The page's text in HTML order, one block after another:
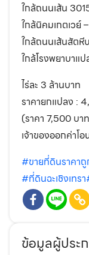
ใกล้ถนนเส้น
ใกล้นิคมเกตเวย์
ใกล้ถนนเส้นสัต
ใกล้โรงพยาบาแ
ไร่ละ 3 ล้านบาท
ราคายกแปลง :
(ราคา 7,500 บา
เจ้าของออกค่าโ
#ขายที่ดินราคา
#ที่ดินฉะเชิงเทรา
ข้อมูลผู้ประ